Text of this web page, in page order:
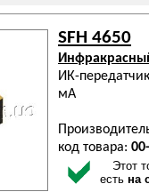
SFH 4650
ИК-
мА
код товара:
Этот
есть на